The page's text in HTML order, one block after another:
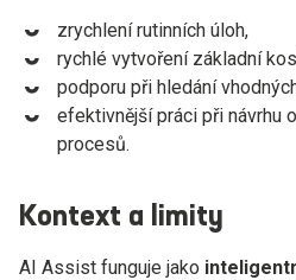
zrychlení rutinních úloh,
rychlé vytvoření základní
podporu při hledání
efektivnější práci při návrhu
procesů.
Kontext a limity
AI Assist funguje jako